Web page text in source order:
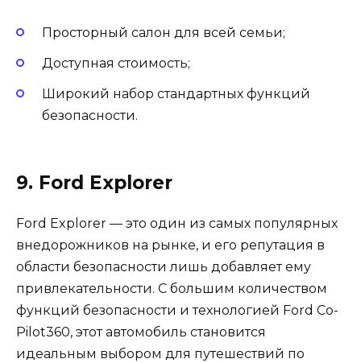
Просторный салон для всей семьи;
Доступная стоимость;
Широкий набор стандартных функций
безопасности.
9. Ford Explorer
Ford Explorer — это один из самых популярных
внедорожников на рынке, и его репутация в
области безопасности лишь добавляет ему
привлекательности. С большим количеством
функций безопасности и технологией Ford Co-
Pilot360, этот автомобиль становится
идеальным выбором для путешествий по